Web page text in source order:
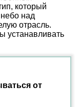
который
над
отрасль.
устанавливать
от